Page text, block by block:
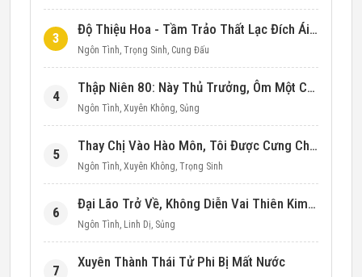
3
Độ Thiệu Hoa - Tầm Trảo Thất Lạc Đích Ái Tình
Ngôn Tình, Trọng Sinh, Cung Đấu
4
Thập Niên 80: Này Thủ Trưởng, Ôm Một Cái Đi!
Ngôn Tình, Xuyên Không, Sủng
5
Thay Chị Vào Hào Môn, Tôi Được Cưng Chiều Hết Mực (Thập Niên 90)
Ngôn Tình, Xuyên Không, Trọng Sinh
6
Đại Lão Trở Về, Không Diễn Vai Thiên Kim Giả Nữa
Ngôn Tình, Linh Dị, Sủng
7
Xuyên Thành Thái Tử Phi Bị Mất Nước